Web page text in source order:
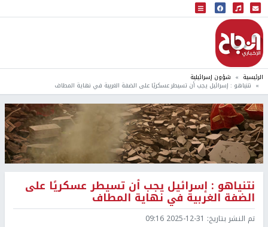
البث المباشر
إذاعة النجاح
الرئيسية شؤون إسرائيلية
نتنياهو : إسرائيل يجب أن تسيطر عسكريًا على الضفة الغربية في نهاية المطاف
نتنياهو : إسرائيل يجب أن تسيطر عسكريًا على
الضفة الغربية في نهاية المطاف
تم النشر بتاريخ: 2025-12-31 09:16